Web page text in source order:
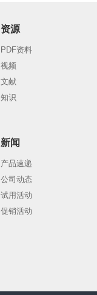
资源
PDF资料
视频
文献
知识
新闻
产品速递
公司动态
试用活动
促销活动